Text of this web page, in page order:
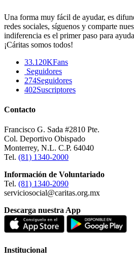
Una forma muy fácil de ayudar, es
redes sociales, síguenos y comparte
indiferencia es el primer paso para
¡Cáritas somos todos!
33.120KFans
Seguidores
274Seguidores
402Suscriptores
Contacto
Francisco G. Sada #2810 Pte.
Col. Deportivo Obispado
Monterrey, N.L. C.P. 64040
Tel. (81) 1340-2000
Información de Voluntariado
Tel. (81) 1340-2090
serviciosocial@caritas.org.mx
Descarga nuestra App
Institucional